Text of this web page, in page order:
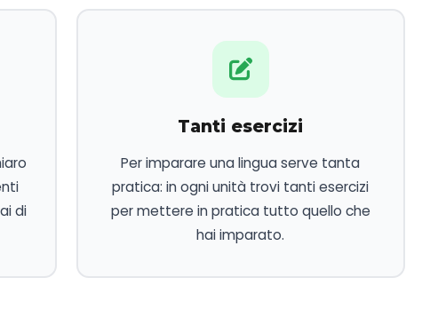
di
Tanti esercizi
Per imparare una lingua serve tanta
pratica: in ogni unità trovi tanti esercizi
per mettere in pratica tutto quello che
hai imparato.